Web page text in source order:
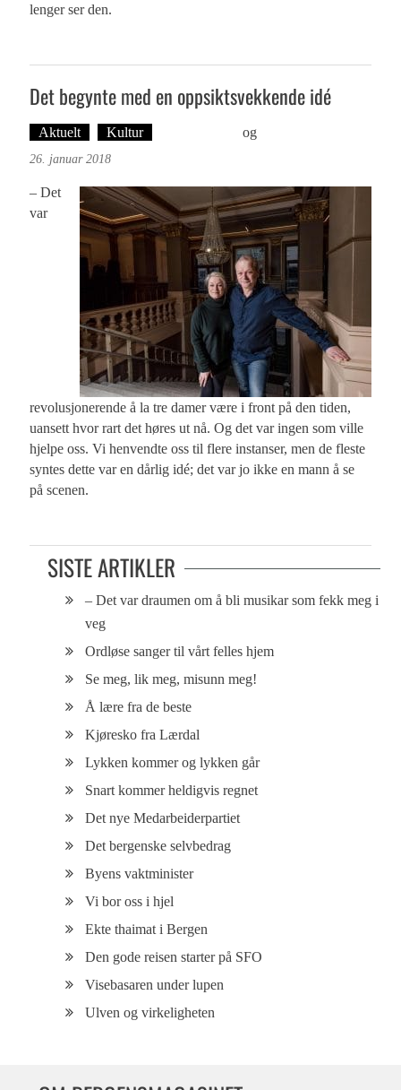
lenger ser den.
Det begynte med en oppsiktsvekkende idé
Aktuelt Kultur og
26. januar 2018
– Det
var
revolusjonerende å la tre damer være i front på den tiden,
uansett hvor rart det høres ut nå. Og det var ingen som ville
hjelpe oss. Vi henvendte oss til flere instanser, men de fleste
syntes dette var en dårlig idé; det var jo ikke en mann å se
på scenen.
SISTE ARTIKLER
– Det var draumen om å bli musikar som fekk meg i
veg
Ordløse sanger til vårt felles hjem
Se meg, lik meg, misunn meg!
Å lære fra de beste
Kjøresko fra Lærdal
Lykken kommer og lykken går
Snart kommer heldigvis regnet
Det nye Medarbeiderpartiet
Det bergenske selvbedrag
Byens vaktminister
Vi bor oss i hjel
Ekte thaimat i Bergen
Den gode reisen starter på SFO
Visebasaren under lupen
Ulven og virkeligheten